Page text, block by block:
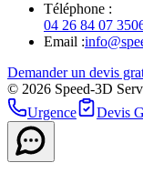
Téléphone :
04 26 84 07 35
Email :
Demander un devis
© 2026 Speed-3D
Urgence
Devis